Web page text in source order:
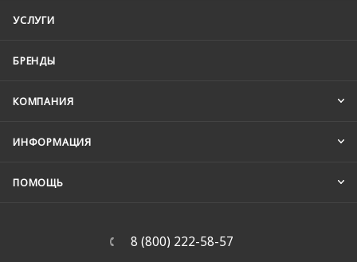
УСЛУГИ
БРЕНДЫ
КОМПАНИЯ
ИНФОРМАЦИЯ
ПОМОЩЬ
8 (800) 222-58-57